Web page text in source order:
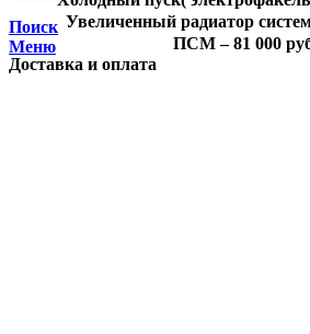
Поиск
Меню
Увеличенный радиатор
ПСМ – 81 000
Доставка и оплата